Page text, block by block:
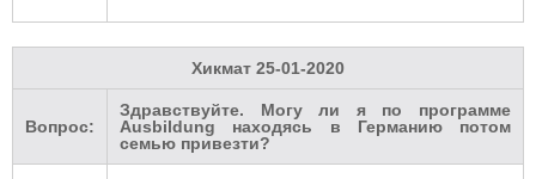
Хикмат 25-01-2020
Вопрос:
Здравствуйте. Могу ли я по программе
Ausbildung находясь в Германию потом
семью привезти?